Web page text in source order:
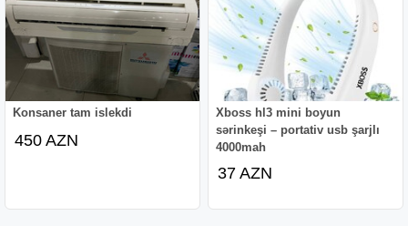
Konsaner tam islekdi
450 AZN
Xboss hl3 mini boyun
sərinkeşi – portativ usb şarjlı
4000mah
37 AZN